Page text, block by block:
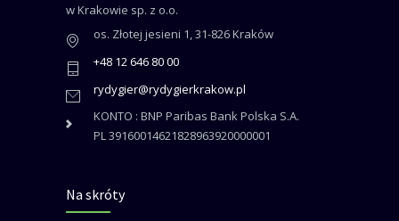
w Krakowie sp. z o.o.
os. Złotej jesieni 1, 31-826 Kraków
+48 12 646 80 00
rydygier@rydygierkrakow.pl
KONTO : BNP Paribas Bank Polska S.A.
PL 39160014621828963920000001
Na skróty